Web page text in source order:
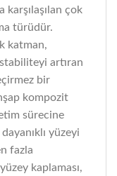
karşılaşılan çok
türüdür.
katman,
artıran
bir
kompozit
sürecine
yüzeyi
fazla
kaplaması,